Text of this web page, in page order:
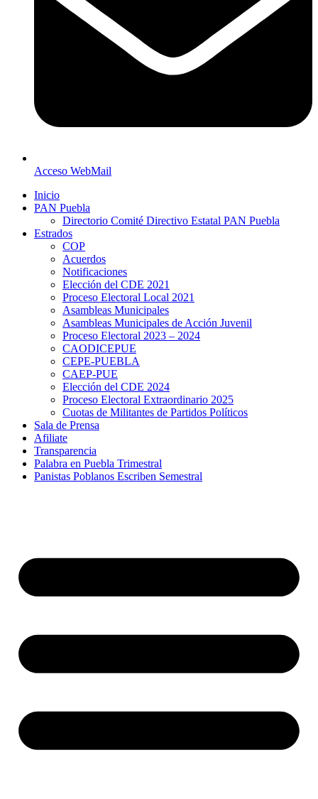
Acceso WebMail
Inicio
PAN Puebla
Directorio Comité Directivo Estatal PAN Puebla
Estrados
COP
Acuerdos
Notificaciones
Elección del CDE 2021
Proceso Electoral Local 2021
Asambleas Municipales
Asambleas Municipales de Acción Juvenil
Proceso Electoral 2023 – 2024
CAODICEPUE
CEPE-PUEBLA
CAEP-PUE
Elección del CDE 2024
Proceso Electoral Extraordinario 2025
Cuotas de Militantes de Partidos Políticos
Sala de Prensa
Afiliate
Transparencia
Palabra en Puebla Trimestral
Panistas Poblanos Escriben Semestral